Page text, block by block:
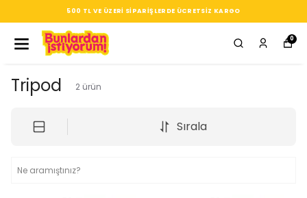
500 TL VE ÜZERI SIPARIŞLERDE ÜCRETSIZ KARGO
0
Tripod 2 ürün
Sırala